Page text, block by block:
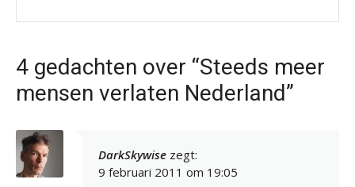
4 gedachten over “Steeds meer
mensen verlaten Nederland”
DarkSkywise zegt:
9 februari 2011 om 19:05